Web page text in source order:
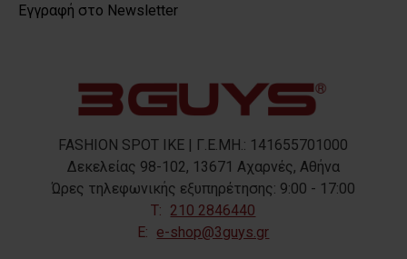
Εγγραφή στο Newsletter
FASHION SPOT IKE | Γ.Ε.ΜΗ.: 141655701000
Δεκελείας 98-102, 13671 Αχαρνές, Αθήνα
Ώρες τηλεφωνικής εξυπηρέτησης: 9:00 - 17:00
T: 210 2846440
E: e-shop@3guys.gr